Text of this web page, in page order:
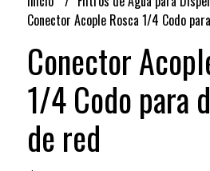
Conector Acople Rosca 1/4 Codo
Conector
1/4 Codo para
de red